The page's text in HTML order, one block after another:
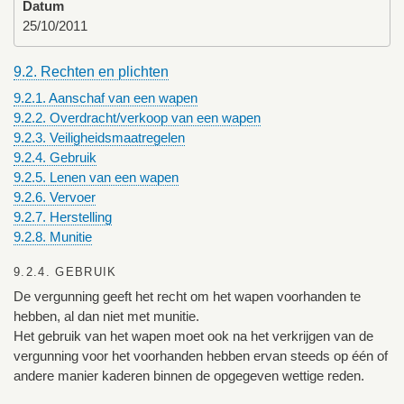
Datum
25/10/2011
9.2. Rechten en plichten
9.2.1. Aanschaf van een wapen
9.2.2. Overdracht/verkoop van een wapen
9.2.3. Veiligheidsmaatregelen
9.2.4. Gebruik
9.2.5. Lenen van een wapen
9.2.6. Vervoer
9.2.7. Herstelling
9.2.8. Munitie
9.2.4. GEBRUIK
De vergunning geeft het recht om het wapen voorhanden te
hebben, al dan niet met munitie.
Het gebruik van het wapen moet ook na het verkrijgen van de
vergunning voor het voorhanden hebben ervan steeds op één of
andere manier kaderen binnen de opgegeven wettige reden.